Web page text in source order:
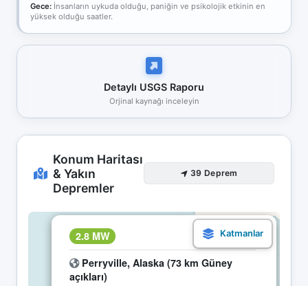
Gece: İnsanların uykuda olduğu, paniğin ve psikolojik etkinin en
yüksek olduğu saatler.
Detaylı USGS Raporu
Orjinal kaynağı inceleyin
Konum Haritası
& Yakın
Depremler
39 Deprem
2.8 MW 29.04 04:18
Perryville, Alaska (73 km Güney
açıkları)
×